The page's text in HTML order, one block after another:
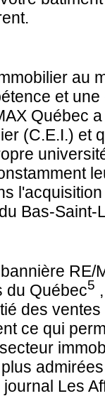
au
et
Québec
(C.E.I.) et
Bas-Saint-
RE/
du Québec5
des
ce qui
Les